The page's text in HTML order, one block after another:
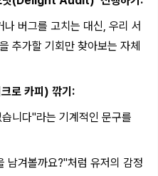
버그를 고치는 대신, 우리 서
추가할 기회만 찾아보는 자체
로 카피) 깎기:
니다"라는 기계적인 문구를
남겨볼까요?"처럼 유저의 감정